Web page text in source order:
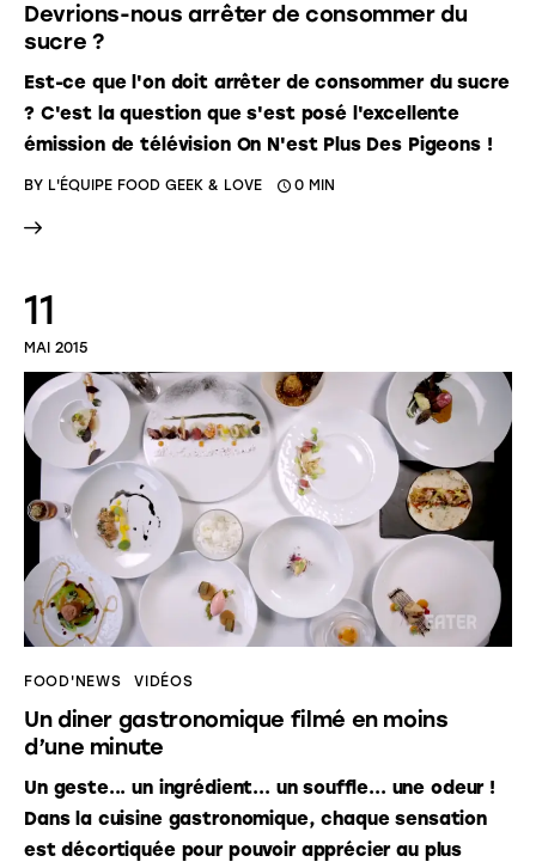
Devrions-nous arrêter de consommer du
sucre ?
Est-ce que l'on doit arrêter de consommer du sucre
? C'est la question que s'est posé l'excellente
émission de télévision On N'est Plus Des Pigeons !
BY L'ÉQUIPE FOOD GEEK & LOVE 0 MIN
11
MAI 2015
FOOD'NEWS VIDÉOS
Un diner gastronomique filmé en moins
d’une minute
Un geste... un ingrédient... un souffle... une odeur !
Dans la cuisine gastronomique, chaque sensation
est décortiquée pour pouvoir apprécier au plus